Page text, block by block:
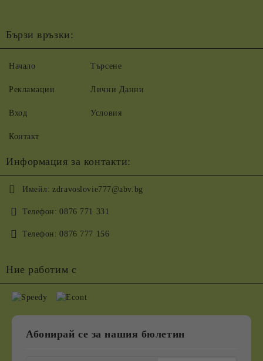
Бързи връзки:
Начало
Рекламации
Вход
Контакт
Търсене
Лични Данни
Условия
Информация за контакти:
Имейл: zdravoslovie777@abv.bg
Телефон: 0876 771 331
Телефон: 0876 777 156
Ние работим с
Абонирай се за нашия бюлетин